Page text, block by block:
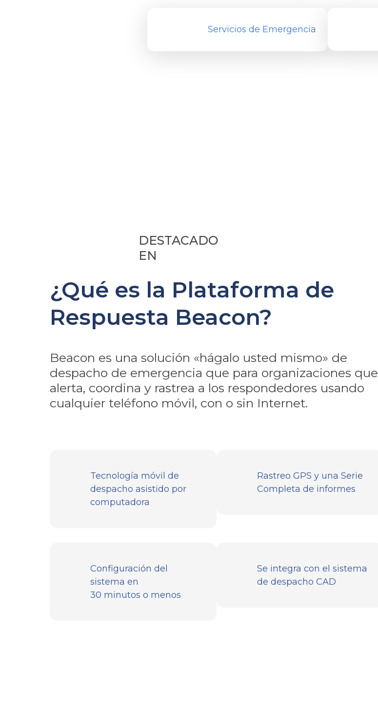
Servicios de Emergencia
DESTACADO
EN
¿Qué es la Plataforma de
Respuesta Beacon?
Beacon es una solución «hágalo usted mismo» de
despacho de emergencia que para organizaciones que
alerta, coordina y rastrea a los respondedores usando
cualquier teléfono móvil, con o sin Internet.
Tecnología móvil de
despacho asistido por
computadora
Rastreo GPS y una Serie
Completa de informes
Configuración del
sistema en
30 minutos o menos
Se integra con el sistema
de despacho CAD